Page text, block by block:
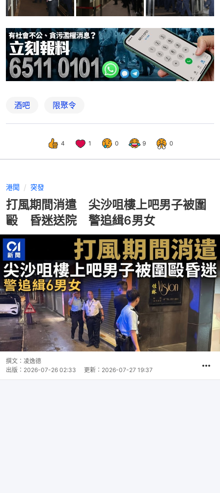
酒吧 限聚令
4 1 0 9 0
港聞 突發
打風期間消遣 尖沙咀樓上吧男子被圍
毆 昏迷送院 警追緝6男女
撰文： 凌逸德
出版： 2026-07-26 02:33 更新： 2026-07-27 19:37